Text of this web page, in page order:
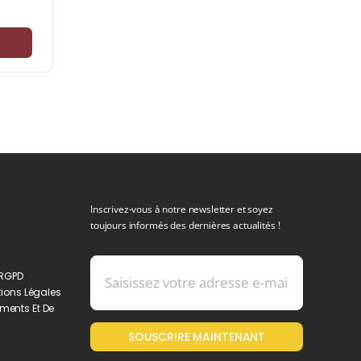
Légales
Et De
Inscrivez-vous à notre newsletter et soyez
toujours informés des dernières actualités !
SOUSCRIRE MAINTENANT